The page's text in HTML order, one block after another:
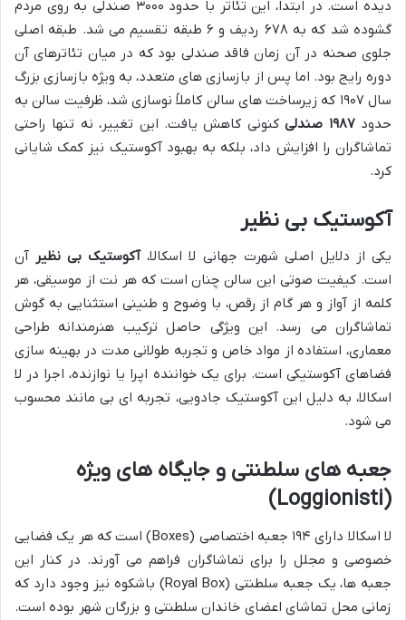
دیده است. در ابتدا، این تئاتر با حدود ۳۰۰۰ صندلی به روی مردم
گشوده شد که به ۶۷۸ ردیف و ۶ طبقه تقسیم می شد. طبقه اصلی
جلوی صحنه در آن زمان فاقد صندلی بود که در میان تئاترهای آن
دوره رایج بود. اما پس از بازسازی های متعدد، به ویژه بازسازی بزرگ
سال ۱۹۰۷ که زیرساخت های سالن کاملاً نوسازی شد، ظرفیت سالن به
حدود۱۹۸۷ صندلی
کنونی کاهش یافت. این تغییر، نه تنها راحتی
تماشاگران را افزایش داد، بلکه به بهبود آکوستیک نیز کمک شایانی
کرد.
آکوستیک بی نظیر
یکی از دلایل اصلی شهرت جهانی لا اسکالا،آکوستیک بی نظیر آن
است. کیفیت صوتی این سالن چنان است که هر نت از موسیقی، هر
کلمه از آواز و هر گام از رقص، با وضوح و طنینی استثنایی به گوش
تماشاگران می رسد. این ویژگی حاصل ترکیب هنرمندانه طراحی
معماری، استفاده از مواد خاص و تجربه طولانی مدت در بهینه سازی
فضاهای آکوستیکی است. برای یک خواننده اپرا یا نوازنده، اجرا در لا
اسکالا، به دلیل این آکوستیک جادویی، تجربه ای بی مانند محسوب
می شود.
جعبه های سلطنتی و جایگاه های ویژه
(Loggionisti)
لا اسکالا دارای ۱۹۴ جعبه اختصاصی (Boxes) است که هر یک فضایی
خصوصی و مجلل را برای تماشاگران فراهم می آورند. در کنار این
جعبه ها، یک جعبه سلطنتی (Royal Box) باشکوه نیز وجود دارد که
زمانی محل تماشای اعضای خاندان سلطنتی و بزرگان شهر بوده است.